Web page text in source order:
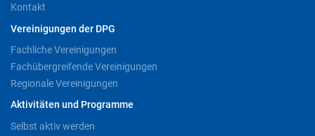
Kontakt
Vereinigungen der DPG
Fachliche Vereinigungen
Fachübergreifende Vereinigungen
Regionale Vereinigungen
Aktivitäten und Programme
Selbst aktiv werden